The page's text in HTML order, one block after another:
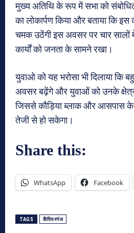
मुख्य अतिथि के रूप में सभा को
का लोकार्पण किया और बताया कि
चमक उठेंगी इस अवसर पर चार सालों में
कार्यों को जनता के सामने रखा।
युवाओ को यह भरोसा भी दिलाया कि
अवसर बढ़ेंगे और युवाओं को उनके क्षेत्र
जिससे कौड़िया ब्लाक और आसपास के
तेजी से हो सकेगा।
Share this:
WhatsApp Facebook
TAGS कैंपियरगंज